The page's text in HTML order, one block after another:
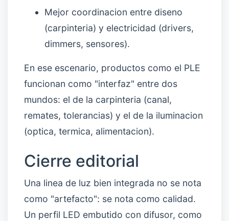
Mejor coordinacion entre diseno
(carpinteria) y electricidad (drivers,
dimmers, sensores).
En ese escenario, productos como el PLE
funcionan como "interfaz" entre dos
mundos: el de la carpinteria (canal,
remates, tolerancias) y el de la iluminacion
(optica, termica, alimentacion).
Cierre editorial
Una linea de luz bien integrada no se nota
como "artefacto": se nota como calidad.
Un perfil LED embutido con difusor, como